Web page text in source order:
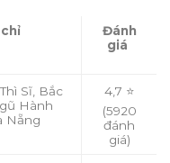
Đánh
giá
Sĩ, Bắc
Hành
Nẵng
4,7 ⭐
(5920
đánh
giá)